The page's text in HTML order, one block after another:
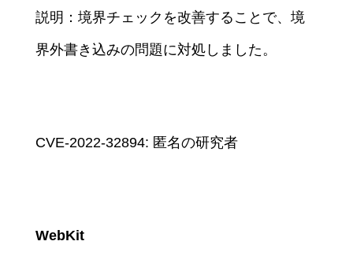
説明：境界チェックを改善することで、境
界外書き込みの問題に対処しました。
CVE-2022-32894: 匿名の研究者
WebKit